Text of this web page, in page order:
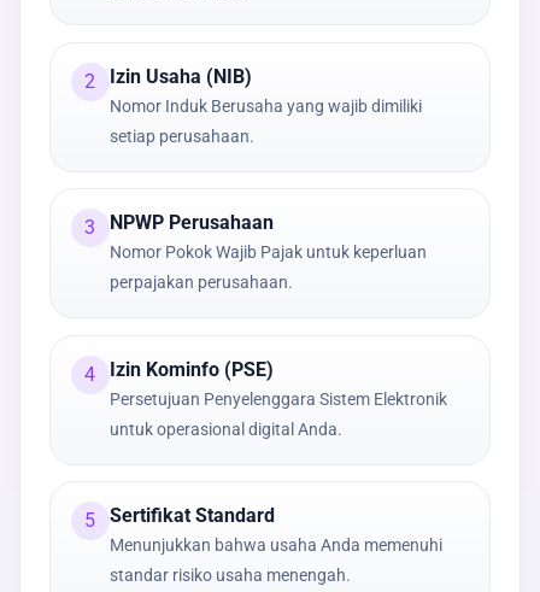
2 Izin Usaha (NIB)
Nomor Induk Berusaha yang wajib dimiliki
setiap perusahaan.
3 NPWP Perusahaan
Nomor Pokok Wajib Pajak untuk keperluan
perpajakan perusahaan.
4 Izin Kominfo (PSE)
Persetujuan Penyelenggara Sistem Elektronik
untuk operasional digital Anda.
5 Sertifikat Standard
Menunjukkan bahwa usaha Anda memenuhi
standar risiko usaha menengah.